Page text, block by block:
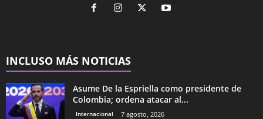
INCLUSO MÁS NOTICIAS
Asume De la Espriella como presidente de
Colombia; ordena atacar al...
Internacional 7 agosto, 2026